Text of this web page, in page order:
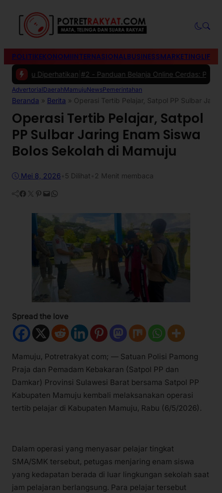
POLITIKEKONOMIINTERNASIONALBUSINESSMARKETING
Diperhatikan|#2 -Panduan Belanja Online Cerdas: Pilih Produk
AdvertorialDaerahMamujuNewsPemerintahan
Beranda » Berita » Operasi Tertib Pelajar, Satpol PP Sulbar
Operasi Tertib Pelajar, Satpol
PP Sulbar Jaring Enam Siswa
Bolos Sekolah di Mamuju
Mei 8, 2026 5 Dilihat 2 Menit membaca
Facebook Twitter Pinterest Mail WhatsApp
Spread the love
Mamuju, Potretrakyat com; — Satuan Polisi Pamong
Praja dan Pemadam Kebakaran (Satpol PP dan
Damkar) Provinsi Sulawesi Barat bersama Satpol PP
Kabupaten Mamuju kembali melaksanakan operasi
tertib pelajar di Kabupaten Mamuju, Rabu (6/5/2026).
Dalam operasi yang menyasar pelajar tingkat
SMA/SMK tersebut, petugas menjaring enam siswa
yang kedapatan berada di luar lingkungan sekolah saat
jam pelajaran berlangsung. Para pelajar tersebut